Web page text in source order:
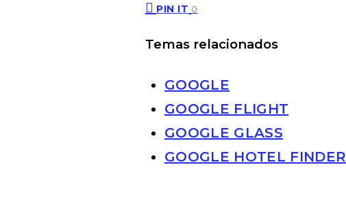
PIN IT 0
Temas relacionados
GOOGLE
GOOGLE FLIGHT
GOOGLE GLASS
GOOGLE HOTEL FINDER